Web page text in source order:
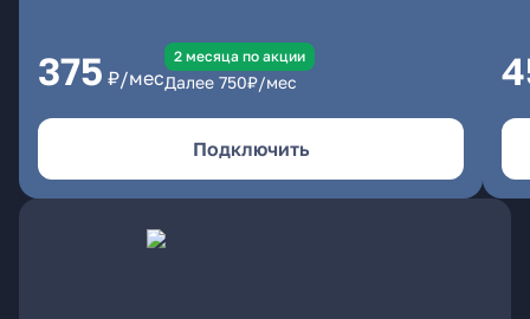
375 ₽/мес
2 месяцa по акции
Далее 750₽/мес
Подключить